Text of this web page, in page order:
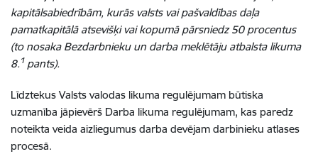
kapitālsabiedrībām, kurās valsts vai pašvaldības daļa
pamatkapitālā atsevišķi vai kopumā pārsniedz 50 procentus
(to nosaka Bezdarbnieku un darba meklētāju atbalsta likuma
8. 1pants).
Līdztekus Valsts valodas likuma regulējumam būtiska
uzmanība jāpievērš Darba likuma regulējumam, kas paredz
noteikta veida aizliegumus darba devējam darbinieku atlases
procesā.